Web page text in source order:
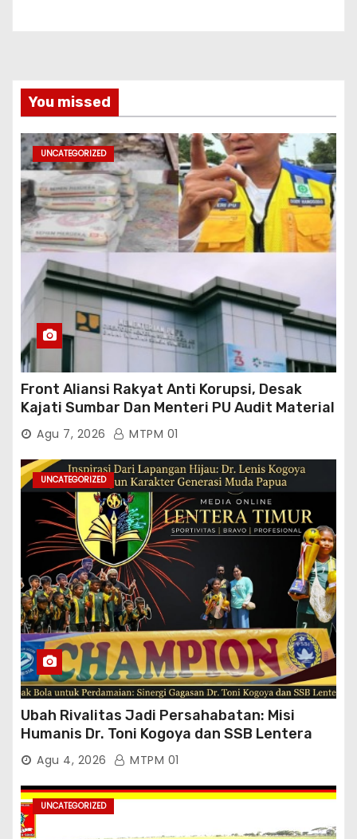
You missed
UNCATEGORIZED
Front Aliansi Rakyat Anti Korupsi, Desak
Kajati Sumbar Dan Menteri PU Audit Material
PT. Brantas Abipraya Kontrak No :
06.Nopember 2025 s.d 31 Maret 2026
Sumber Dana: APBN Nilai Kontrak : Rp
76.130.630.000.00,- Diduga Ka.Balai BWSS V
Padang Tutup Mata
Agu 7, 2026 MTPM 01
UNCATEGORIZED
Ubah Rivalitas Jadi Persahabatan: Misi
Humanis Dr. Toni Kogoya dan SSB Lentera
TimurAgu 4, 2026 MTPM 01
UNCATEGORIZED